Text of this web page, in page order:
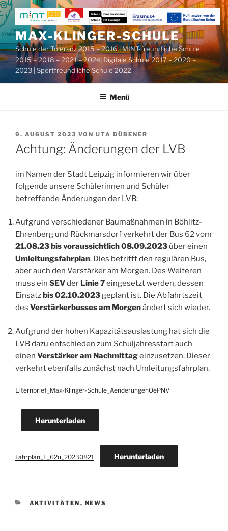
Zum
Inhalt
springenMAX-KLINGER-SCHULE
Schule der Toleranz 2015 – 2016 | MINT-freundliche Schule
2015 – 2018 – 2021 – 2024| Digitale Schule 2017 – 2020 –
2023 | Sportfreundliche Schule 2022
Menü
VERÖFFENTLICHT
AM
9. AUGUST 2023 VON UTA DÜBENER
Achtung: Änderungen der LVB
im Namen der Stadt Leipzig informieren wir über
folgende unsere Schülerinnen und Schüler
betreffende Änderungen der LVB:
Aufgrund verschiedener Baumaßnahmen in Böhlitz-
Ehrenberg und Rückmarsdorf verkehrt der Bus 62 vom
21.08.23 bis voraussichtlich 08.09.2023 über einen
Umleitungsfahrplan. Dies betrifft den regulären Bus,
aber auch den Verstärker am Morgen. Des Weiteren
muss ein SEVder Linie 7eingesetzt werden, dessen
Einsatz bis 02.10.2023geplant ist. Die Abfahrtszeit
des Verstärkerbusses am Morgenändert sich wieder.
Aufgrund der hohen Kapazitätsauslastung hat sich die
LVB dazu entschieden zum Schuljahresstart auch
einen Verstärker am Nachmittageinzusetzen. Dieser
verkehrt ebenfalls zunächst nach Umleitungsfahrplan.
Elternbrief_Max-Klinger-Schule_AenderungenOePNV
Herunterladen
Fahrplan_L_62u_20230821 Herunterladen
KATEGORIEN
AKTIVITÄTEN , NEWS